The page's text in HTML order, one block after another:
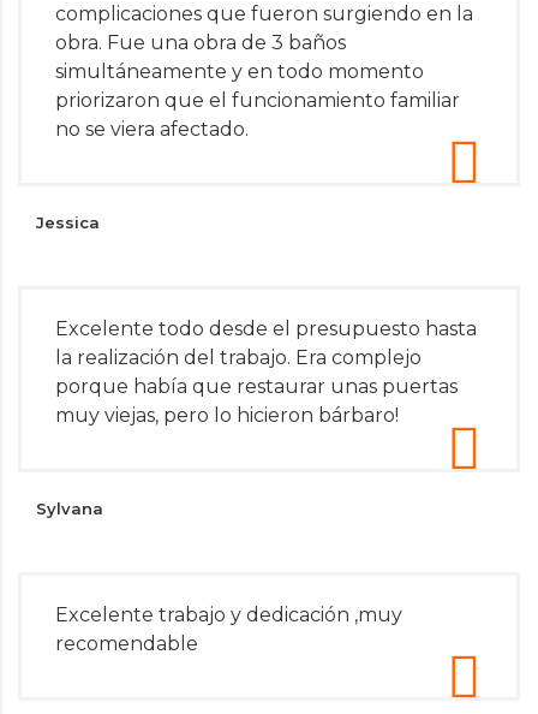
complicaciones que fueron surgiendo en la
obra. Fue una obra de 3 baños
simultáneamente y en todo momento
priorizaron que el funcionamiento familiar
no se viera afectado.
Jessica
Excelente todo desde el presupuesto hasta
la realización del trabajo. Era complejo
porque había que restaurar unas puertas
muy viejas, pero lo hicieron bárbaro!
Sylvana
Excelente trabajo y dedicación ,muy
recomendable